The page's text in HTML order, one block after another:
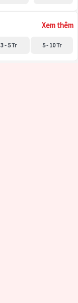
Xem thêm
3 - 5 Tr 5 - 10 Tr